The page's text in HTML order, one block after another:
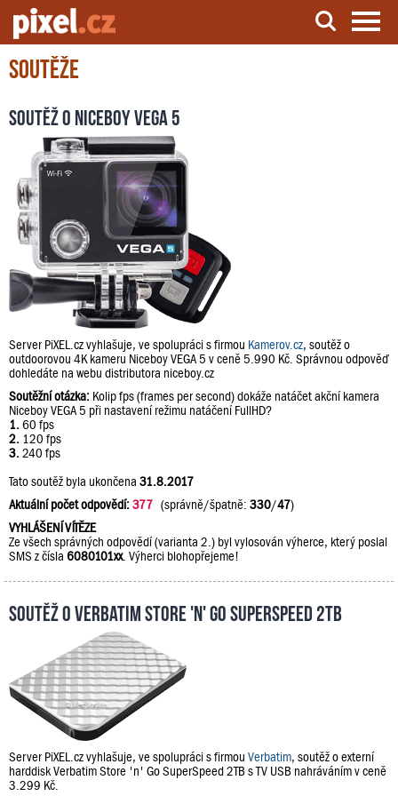
Server o natáčení a zpracování videa
Soutěže
Soutěž o Niceboy VEGA 5
Server PiXEL.cz vyhlašuje, ve spolupráci s firmou Kamerov.cz, soutěž o
outdoorovou 4K kameru Niceboy VEGA 5 v ceně 5.990 Kč. Správnou odpověď
dohledáte na webu distributora niceboy.cz
Soutěžní otázka: Kolip fps (frames per second) dokáže natáčet akční kamera
Niceboy VEGA 5 při nastavení režimu natáčení FullHD?
1. 60 fps
2. 120 fps
3. 240 fps
Tato soutěž byla ukončena 31.8.2017
Aktuální počet odpovědí:377 (správně/špatně: 330/47)
VYHLÁŠENÍ VÍTĚZE
Ze všech správných odpovědí (varianta 2.) byl vylosován výherce, který poslal
SMS z čísla 6080101xx. Výherci blohopřejeme!
Soutěž o Verbatim Store 'n' Go SuperSpeed 2TB
Server PiXEL.cz vyhlašuje, ve spolupráci s firmou Verbatim, soutěž o externí
harddisk Verbatim Store 'n' Go SuperSpeed 2TB s TV USB nahráváním v ceně
3.299 Kč.